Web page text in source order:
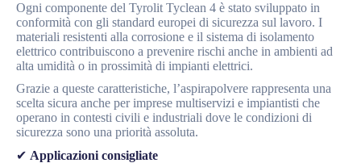
Ogni componente del Tyrolit Tyclean 4 è stato sviluppato in
conformità con gli standard europei di sicurezza sul lavoro. I
materiali resistenti alla corrosione e il sistema di isolamento
elettrico contribuiscono a prevenire rischi anche in ambienti ad
alta umidità o in prossimità di impianti elettrici.
Grazie a queste caratteristiche, l’aspirapolvere rappresenta una
scelta sicura anche per imprese multiservizi e impiantisti che
operano in contesti civili e industriali dove le condizioni di
sicurezza sono una priorità assoluta.
✔ Applicazioni consigliate